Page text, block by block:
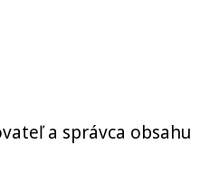
a správca obsahu